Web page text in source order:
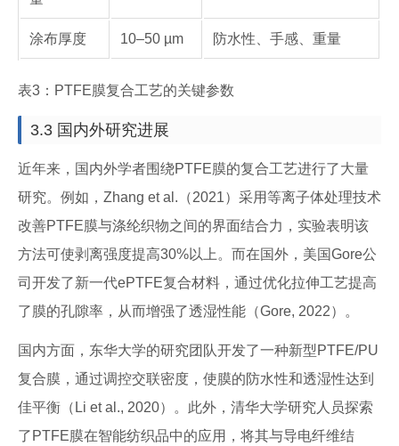
涂布厚度 10–50 µm 防水性、手感、重量
表3：PTFE膜复合工艺的关键参数
3.3 国内外研究进展
近年来，国内外学者围绕PTFE膜的复合工艺进行了大量
研究。例如，Zhang et al.（2021）采用等离子体处理技术
改善PTFE膜与涤纶织物之间的界面结合力，实验表明该
方法可使剥离强度提高30%以上。而在国外，美国Gore公
司开发了新一代ePTFE复合材料，通过优化拉伸工艺提高
了膜的孔隙率，从而增强了透湿性能（Gore, 2022）。
国内方面，东华大学的研究团队开发了一种新型PTFE/PU
复合膜，通过调控交联密度，使膜的防水性和透湿性达到
佳平衡（Li et al., 2020）。此外，清华大学研究人员探索
了PTFE膜在智能纺织品中的应用，将其与导电纤维结